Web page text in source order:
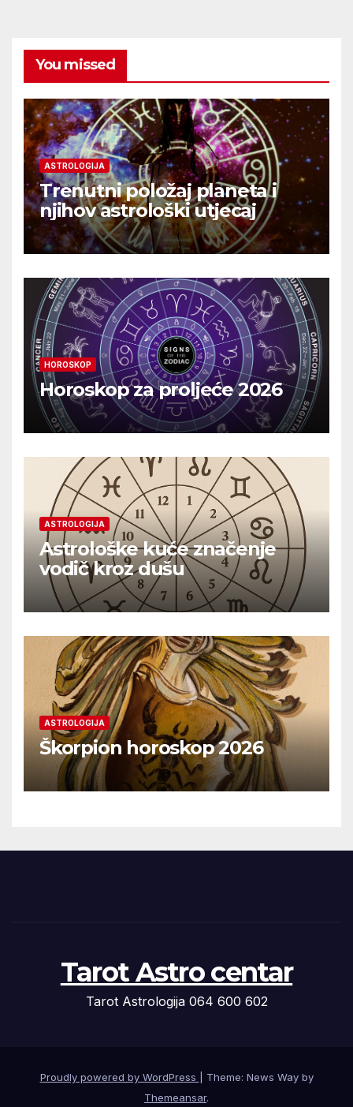
You missed
ASTROLOGIJA
Trenutni položaj planeta i
njihov astrološki utjecaj
HOROSKOP
Horoskop za proljeće 2026
ASTROLOGIJA
Astrološke kuće značenje
vodič kroz dušu
ASTROLOGIJA
Škorpion horoskop 2026
Tarot Astro centar
Tarot Astrologija 064 600 602
Proudly powered by WordPress
Theme: News Way by
Themeansar.